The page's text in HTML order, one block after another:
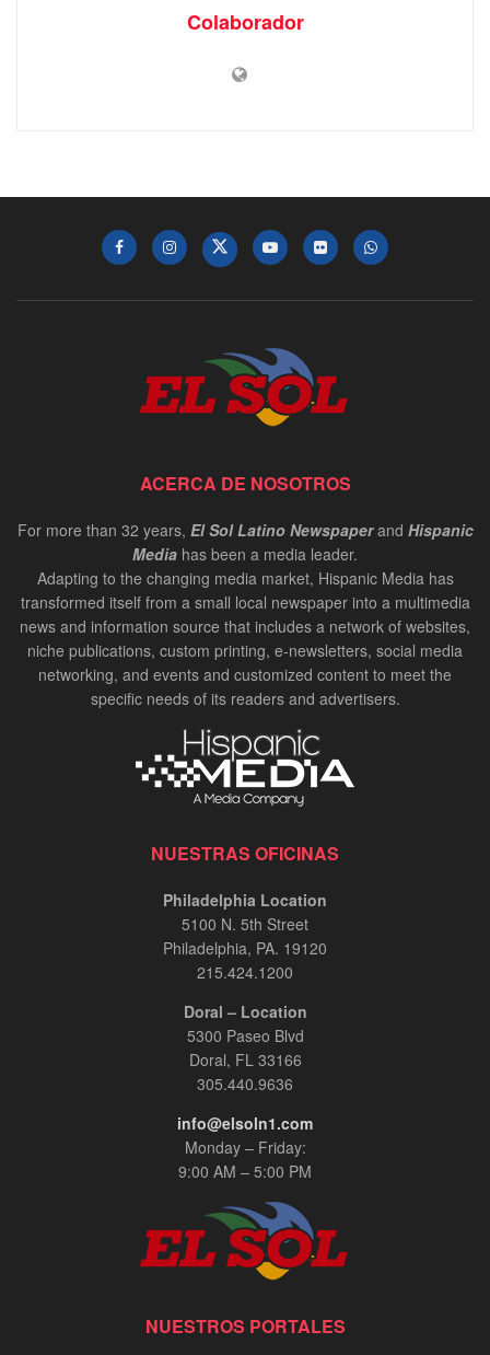
Colaborador
ACERCA DE NOSOTROS
For more than 32 years, El Sol Latino Newspaperand Hispanic
Media has been a media leader.
Adapting to the changing media market, Hispanic Media has
transformed itself from a small local newspaper into a multimedia
news and information source that includes a network of websites,
niche publications, custom printing, e-newsletters, social media
networking, and events and customized content to meet the
specific needs of its readers and advertisers.
NUESTRAS OFICINAS
Philadelphia Location
5100 N. 5th Street
Philadelphia, PA. 19120
215.424.1200
Doral – Location
5300 Paseo Blvd
Doral, FL 33166
305.440.9636
info@elsoln1.com
Monday – Friday:
9:00 AM – 5:00 PM
NUESTROS PORTALES